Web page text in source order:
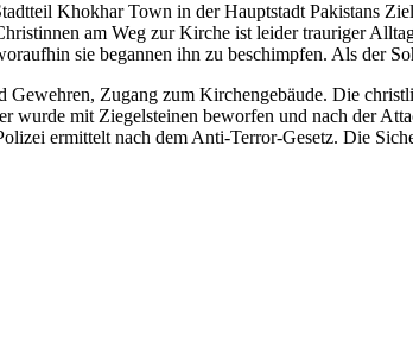
Khokhar Town in der Hauptstadt Pakistans
am Weg zur Kirche ist leider trauriger
sie begannen ihn zu beschimpfen. Als der
Zugang zum Kirchengebäude. Die
wurde mit Ziegelsteinen beworfen und nach der
ermittelt nach dem Anti-Terror-Gesetz. Die